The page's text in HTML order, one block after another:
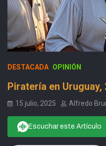
DESTACADA OPINIÓN
Piratería en Uruguay,
15 julio, 2025 Alfredo
Escuchar este Artículo